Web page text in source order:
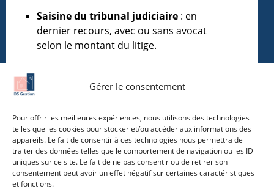
Gérer le consentement
Pour offrir les meilleures expériences, nous utilisons des technologies
telles que les cookies pour stocker et/ou accéder aux informations des
appareils. Le fait de consentir à ces technologies nous permettra de
traiter des données telles que le comportement de navigation ou les ID
uniques sur ce site. Le fait de ne pas consentir ou de retirer son
consentement peut avoir un effet négatif sur certaines caractéristiques
et fonctions.
Saisine du tribunal judiciaire : en
dernier recours, avec ou sans avocat
selon le montant du litige.
Vous aimeriez déjà savoir tout ça ? Nous
métier et à maximiser leurs profits dans
l’investissement locatif
Nous contacter